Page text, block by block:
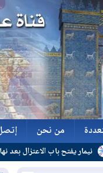
من نحن
من نحن
إتصل بنا
إتصل بناالاعتزال بعد نهاية عقده